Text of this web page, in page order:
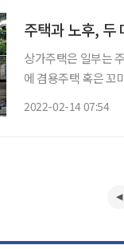
주택과 노후, 두
상가주택은 일부는
에 겸용주택 혹은 꼬마빌딩으로도
2022-02-14 07:54